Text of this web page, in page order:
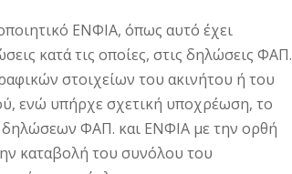
ΕΝΦΙΑ, όπως αυτό έχει
κατά τις οποίες, στις δηλώσεις ΦΑΠ.
στοιχείων του ακινήτου ή του
ενώ υπήρχε σχετική υποχρέωση, το
δηλώσεων ΦΑΠ. και ΕΝΦΙΑ με την ορθή
καταβολή του συνόλου του